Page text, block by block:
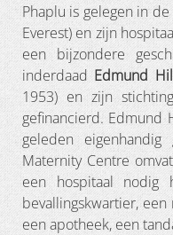
Phaplu is gelegen in
Everest) en zijn
een bijzondere
inderdaadEdmund
1953) en zijn
gefinancierd. Edmund
geleden
Maternity Centre
een hospitaal nodig
bevallingskwartier, een
een apotheek, een